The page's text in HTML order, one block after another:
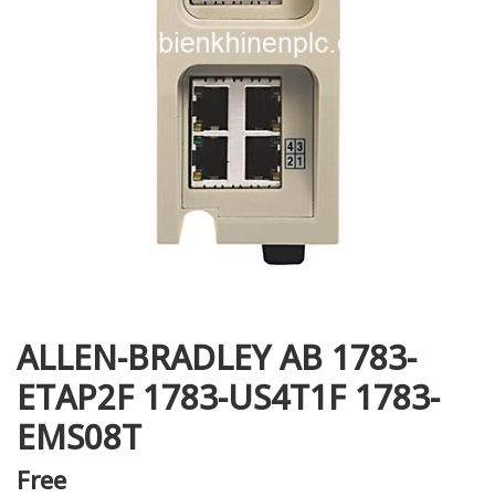
ALLEN-BRADLEY AB 1783-
ETAP2F 1783-US4T1F 1783-
EMS08T
Free